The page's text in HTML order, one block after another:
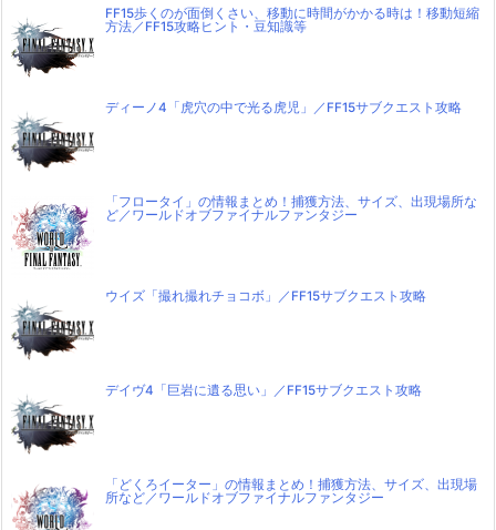
FF15歩くのが面倒くさい、移動に時間がかかる時は！移動短縮
方法／FF15攻略ヒント・豆知識等
ディーノ4「虎穴の中で光る虎児」／FF15サブクエスト攻略
「フロータイ」の情報まとめ！捕獲方法、サイズ、出現場所な
ど／ワールドオブファイナルファンタジー
ウイズ「撮れ撮れチョコボ」／FF15サブクエスト攻略
デイヴ4「巨岩に遺る思い」／FF15サブクエスト攻略
「どくろイーター」の情報まとめ！捕獲方法、サイズ、出現場
所など／ワールドオブファイナルファンタジー